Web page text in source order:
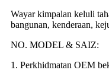
Wayar kimpalan keluli
bangunan, kenderaan,
NO. MODEL & SAIZ:
1. Perkhidmatan OEM